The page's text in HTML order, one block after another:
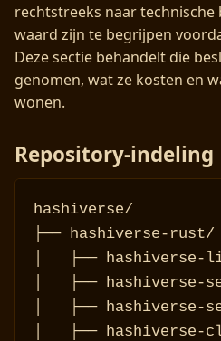
rechtstreeks naar technische
waard zijn te begrijpen
Deze sectie behandelt die
genomen, wat ze kosten en
wonen.
Repository-indeling
hashiverse/
├── hashiverse-
│   ├──
│   ├──
│   ├──
│   ├── hashiverse-